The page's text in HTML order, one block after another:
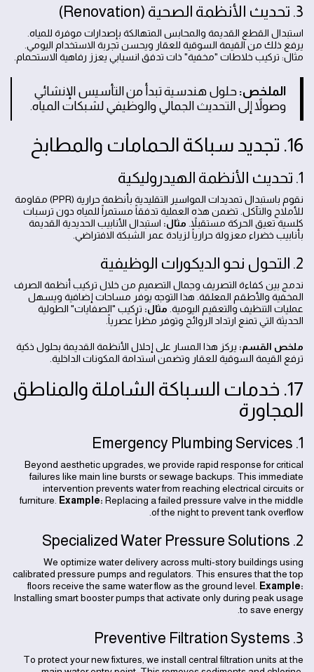
3. تحديث الأنظمة الصحية (Renovation)
استبدال القطع القديمة والمحابس المتهالكة بإصدارات موفرة للمياه.
يرفع ذلك من القيمة السوقية للعقار ويحسن تجربة الاستخدام اليومي.
مثال: تركيب خلاطات "مخفية" ذات تدفق انسيابي يعزز رفاهية الاستحمام.
الملخص: حلول هندسية تبدأ من التأسيس الإنشائي
وصولاً إلى التحديث الجمالي والوظيفي لشبكات المياه.
16. تجديد سباكة الحمامات والمطابخ
1. تحديث الأنظمة الهيدروليكية
نقوم باستبدال تمديدات المواسير التقليدية بأنظمة حرارية (PPR) مقاومة
للأملاح والتآكل. تضمن هذه العملية تدفقاً مستمراً للمياه دون ترسبات
كلسية تعيق الحركة مستقبلاً. مثال: استبدال الأنابيب الحديدية القديمة
بأنابيب خضراء معزولة حرارياً لزيادة عمر الشبكة الافتراضي.
2. التحول نحو الديكورات الوظيفية
ندمج بين كفاءة التصريف وجمال التصميم من خلال تركيب أنظمة الصرف
المخفية والأطقم المعلقة. هذا التوجه يوفر مساحات إضافية ويسهل
عمليات التنظيف والتعقيم اليومية. مثال: تركيب "الصفايات" الطولية
الحديثة التي تمنع ارتداد الروائح وتوفر مظراً عصرياً.
ملخص القسم: يركز هذا المسار على إحلال الأنظمة القديمة بحلول ذكية
ترفع القيمة السوقية للعقار وتضمن استدامة المكونات الداخلية.
17. خدمات السباكة الشاملة والمناطق
المجاورة
1. Emergency Plumbing Services
Beyond aesthetic upgrades, we provide rapid response for critical
failures like main line bursts or sewage backups. This immediate
intervention prevents water from reaching electrical circuits or
furniture.
Example: Replacing a failed pressure valve in the middle
of the night to prevent tank overflow.
2. Specialized Water Pressure Solutions
We optimize water delivery across multi-story buildings using
calibrated pressure pumps and regulators. This ensures that the top
floors receive the same water flow as the ground level.
Example:
Installing smart booster pumps that activate only during peak usage
to save energy.
3. Preventive Filtration Systems
To protect your new fixtures, we install central filtration units at the